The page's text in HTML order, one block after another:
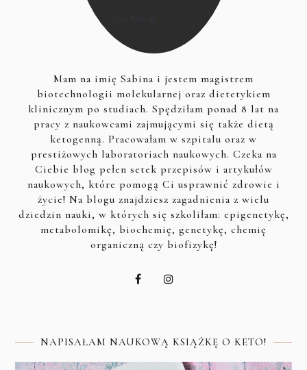
Mam na imię Sabina i jestem magistrem
biotechnologii molekularnej oraz dietetykiem
klinicznym po studiach. Spędziłam ponad 8 lat na
pracy z naukowcami zajmującymi się także dietą
ketogenną. Pracowałam w szpitalu oraz w
prestiżowych laboratoriach naukowych. Czeka na
Ciebie blog pełen setek przepisów i artykułów
naukowych, które pomogą Ci usprawnić zdrowie i
życie! Na blogu znajdziesz zagadnienia z wielu
dziedzin nauki, w których się szkoliłam: epigenetykę,
metabolomikę, biochemię, genetykę, chemię
organiczną czy biofizykę!
NAPISAŁAM NAUKOWĄ KSIĄŻKĘ O KETO!